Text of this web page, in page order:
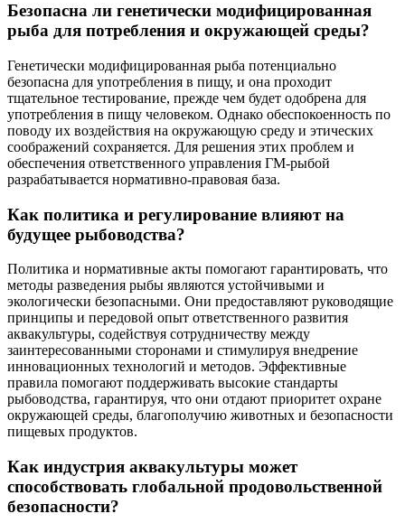
Безопасна ли генетически модифицированная
рыба для потребления и окружающей среды?
Генетически модифицированная рыба потенциально
безопасна для употребления в пищу, и она проходит
тщательное тестирование, прежде чем будет одобрена для
употребления в пищу человеком. Однако обеспокоенность по
поводу их воздействия на окружающую среду и этических
соображений сохраняется. Для решения этих проблем и
обеспечения ответственного управления ГМ-рыбой
разрабатывается нормативно-правовая база.
Как политика и регулирование влияют на
будущее рыбоводства?
Политика и нормативные акты помогают гарантировать, что
методы разведения рыбы являются устойчивыми и
экологически безопасными. Они предоставляют руководящие
принципы и передовой опыт ответственного развития
аквакультуры, содействуя сотрудничеству между
заинтересованными сторонами и стимулируя внедрение
инновационных технологий и методов. Эффективные
правила помогают поддерживать высокие стандарты
рыбоводства, гарантируя, что они отдают приоритет охране
окружающей среды, благополучию животных и безопасности
пищевых продуктов.
Как индустрия аквакультуры может
способствовать глобальной продовольственной
безопасности?